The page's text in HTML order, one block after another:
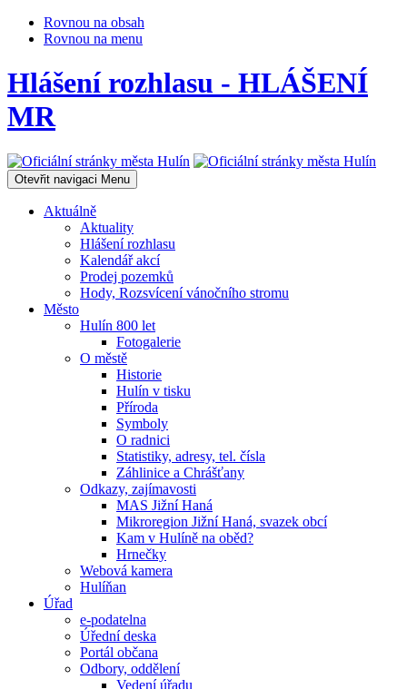
Rovnou na obsah
Rovnou na menu
Hlášení rozhlasu - HLÁŠENÍ
MR
Otevřit navigaci Menu
Aktuálně
Aktuality
Hlášení rozhlasu
Kalendář akcí
Prodej pozemků
Hody, Rozsvícení vánočního stromu
Město
Hulín 800 let
Fotogalerie
O městě
Historie
Hulín v tisku
Příroda
Symboly
O radnici
Statistiky, adresy, tel. čísla
Záhlinice a Chrášťany
Odkazy, zajímavosti
MAS Jižní Haná
Mikroregion Jižní Haná, svazek obcí
Kam v Hulíně na oběd?
Hrnečky
Webová kamera
Hulíňan
Úřad
e-podatelna
Úřední deska
Portál občana
Odbory, oddělení
Vedení úřadu